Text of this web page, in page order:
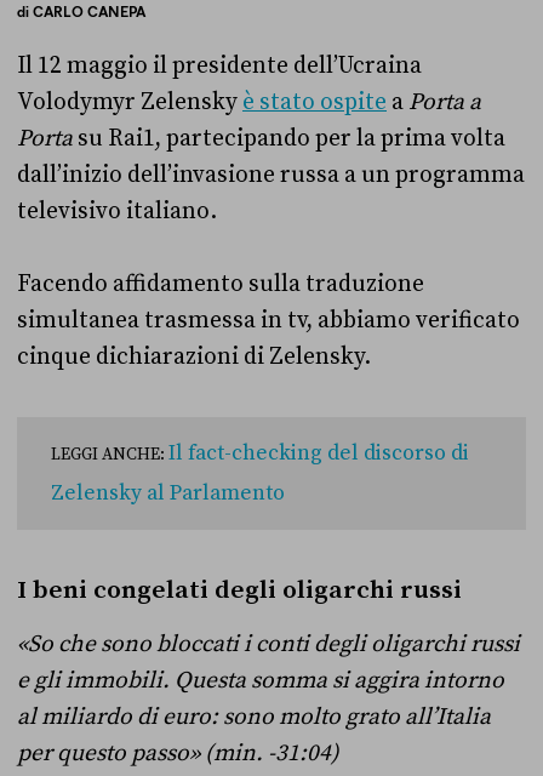
diCARLO CANEPA
Il 12 maggio il presidente dell’Ucraina
Volodymyr Zelensky è stato ospite a Porta a
Porta su Rai1, partecipando per la prima volta
dall’inizio dell’invasione russa a un programma
televisivo italiano.
Facendo affidamento sulla traduzione
simultanea trasmessa in tv, abbiamo verificato
cinque dichiarazioni di Zelensky.
LEGGI ANCHE: Il fact-checking del discorso di
Zelensky al Parlamento
I beni congelati degli oligarchi russi
«So che sono bloccati i conti degli oligarchi russi
e gli immobili. Questa somma si aggira intorno
al miliardo di euro: sono molto grato all’Italia
per questo passo» (min. -31:04)